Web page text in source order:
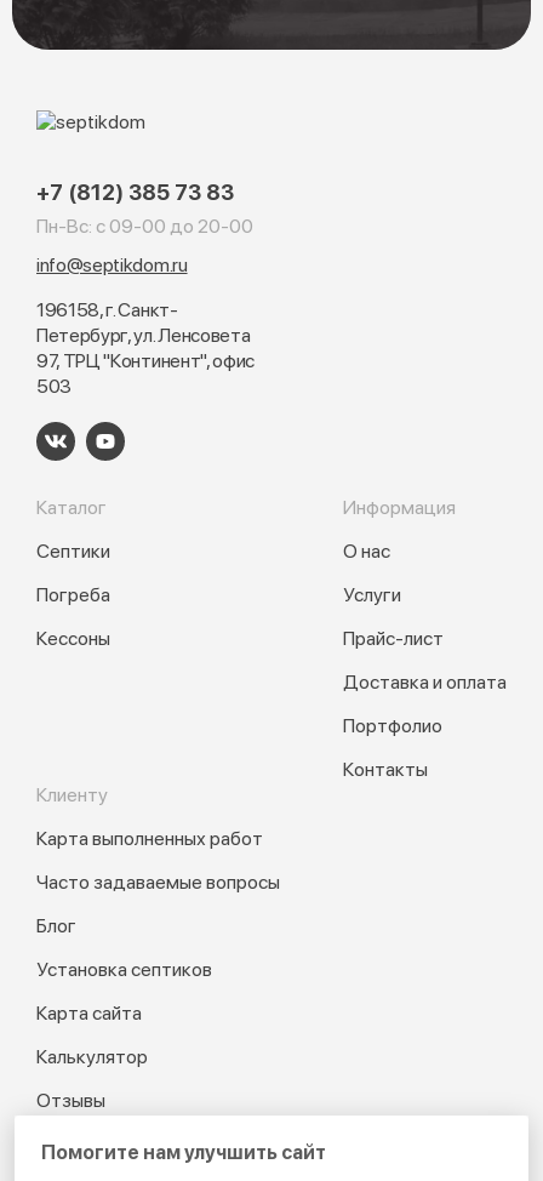
+7 (812) 385 73 83
Пн-Вс: с 09-00 до 20-00
info@septikdom.ru
196158, г. Санкт-
Петербург, ул. Ленсовета
97, ТРЦ "Континент", офис
503
Каталог
Септики
Погреба
Кессоны
Информация
О нас
Услуги
Прайс-лист
Доставка и оплата
Портфолио
Контакты
Клиенту
Карта выполненных работ
Часто задаваемые вопросы
Блог
Установка септиков
Карта сайта
Калькулятор
Отзывы
Помогите нам улучшить сайт